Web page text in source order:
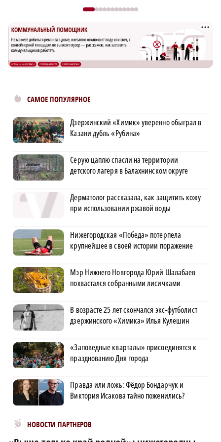
САМОЕ ПОПУЛЯРНОЕ
Дзержинский «Химик» уверенно обыграл в
Казани дубль «Рубина»
Серую цаплю спасли на территории
детского лагеря в Балахнинском округе
Дерматолог рассказала, как защитить кожу
при использовании ржавой воды
Нижегородская «Победа» потерпела
крупнейшее в своей истории поражение
Мэр Нижнего Новгорода Юрий Шалабаев
похвастался собранными лисичками
В возрасте 25 лет скончался экс-футболист
дзержинского «Химика» Илья Кулешин
«Заповедные кварталы» присоединятся к
празднованию Дня города
Правда или ложь: Фёдор Бондарчук и
Виктория Исакова тайно поженились?
НОВОСТИ ПАРТНЕРОВ
Новости МирТесен